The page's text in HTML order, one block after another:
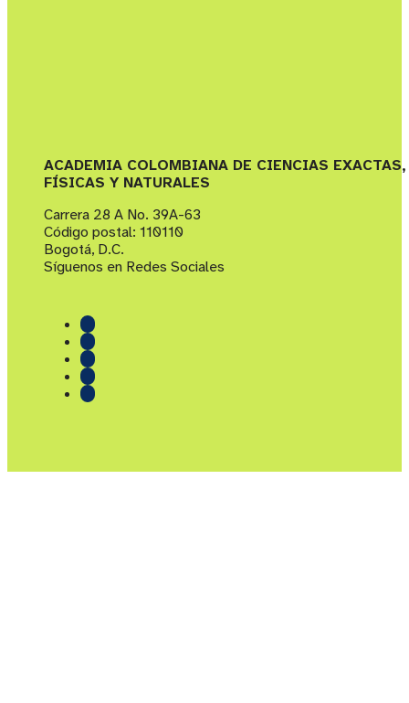
ACADEMIA COLOMBIANA DE CIENCIAS EXACTAS,
FÍSICAS Y NATURALES
Carrera 28 A No. 39A-63
Código postal: 110110
Bogotá, D.C.
Síguenos en Redes Sociales